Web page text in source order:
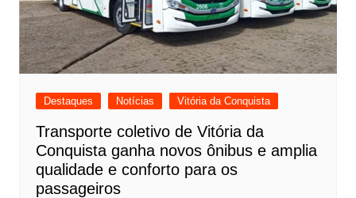
Destaques Notícias Vitória da Conquista
Transporte coletivo de Vitória da
Conquista ganha novos ônibus e amplia
qualidade e conforto para os
passageiros